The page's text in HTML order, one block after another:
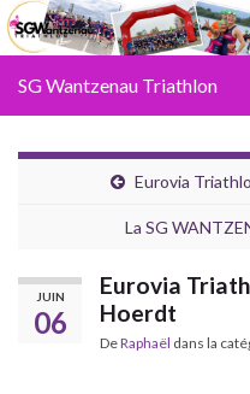
SG Wantzenau Triathlon
Eurovia
La SG
JUIN
06
Eurovia
Hoerdt
DeRaphaël dans la